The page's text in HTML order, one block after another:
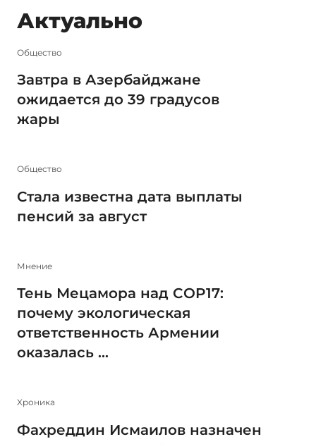
Актуально
Общество
Завтра в Азербайджане
ожидается до 39 градусов
жары
Общество
Стала известна дата выплаты
пенсий за август
Мнение
Тень Мецамора над COP17:
почему экологическая
ответственность Армении
оказалась ...
Xроника
Фахреддин Исмаилов назначен